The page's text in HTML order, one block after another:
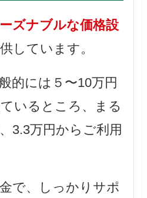
ズナブルな価格設
しています。
的には５〜10万円
いるところ、まる
3.3万円からご利用
で、しっかりサポ